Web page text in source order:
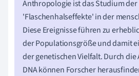
Anthropologie ist das Studium der
'Flaschenhalseffekte' in der
Diese Ereignisse führen zu
der Populationsgröße und damit
der genetischen Vielfalt. Durch
DNA können Forscher